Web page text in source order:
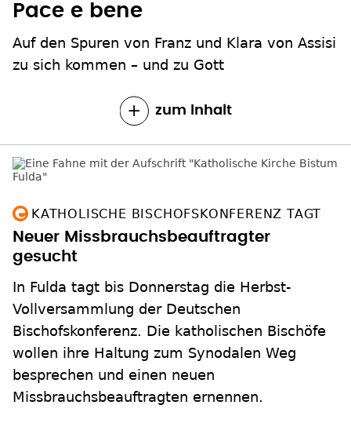
Pace e bene
Auf den Spuren von Franz und Klara von Assisi
zu sich kommen – und zu Gott
zum Inhalt
KATHOLISCHE BISCHOFSKONFERENZ TAGT
Neuer Missbrauchsbeauftragter
gesucht
In Fulda tagt bis Donnerstag die Herbst-
Vollversammlung der Deutschen
Bischofskonferenz. Die katholischen Bischöfe
wollen ihre Haltung zum Synodalen Weg
besprechen und einen neuen
Missbrauchsbeauftragten ernennen.